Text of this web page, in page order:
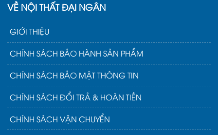
VỀ NỘI THẤT ĐẠI NGÂN
GIỚI THIỆU
CHÍNH SÁCH BẢO HÀNH SẢN PHẨM
CHÍNH SÁCH BẢO MẬT THÔNG TIN
CHÍNH SÁCH ĐỔI TRẢ & HOÀN TIỀN
CHÍNH SÁCH VẬN CHUYỂN